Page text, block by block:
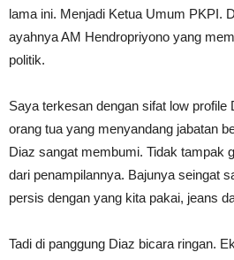
lama ini. Menjadi Ketua Umum PKPI.
ayahnya AM Hendropriyono yang
politik.
Saya terkesan dengan sifat low profile
orang tua yang menyandang jabatan
Diaz sangat membumi. Tidak tampak
dari penampilannya. Bajunya seingat
persis dengan yang kita pakai, jeans
Tadi di panggung Diaz bicara ringan.